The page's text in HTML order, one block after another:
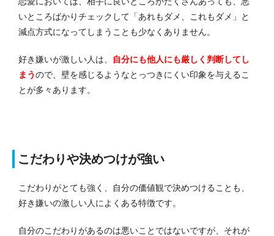
いところばかりチェックして「あれもダメ、これもダメ」と
減点方式になってしまうことも少なくありません。
好き嫌いが激しい人は、
自分にも他人にも厳しく判断してし
まうので、壁を感じるようなとっつきにくい印象を与えるこ
とが多々あります。
こだわりや決めつけが強い
こだわりがとても強く、自分の価値観で決めつけることも、
好き嫌いの激しい人によくある特徴です。
自分のこだわりがあるのは悪いことではないですが、それが